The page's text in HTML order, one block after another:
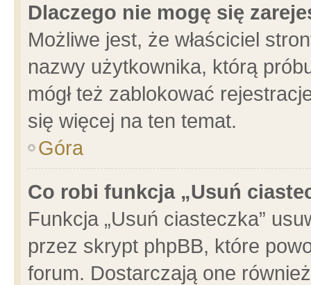
Dlaczego nie mogę się
Możliwe jest, że właściciel
nazwy użytkownika, którą
mógł też zablokować
się więcej na ten temat.
Góra
Co robi funkcja „Usuń
Funkcja „Usuń ciasteczka”
przez skrypt phpBB, które
forum. Dostarczają one